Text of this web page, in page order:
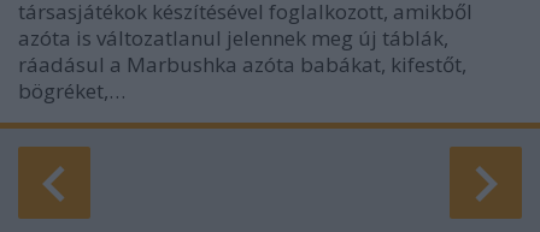
társasjátékok készítésével foglalkozott, amikből
azóta is változatlanul jelennek meg új táblák,
ráadásul a Marbushka azóta babákat, kifestőt,
bögréket,…